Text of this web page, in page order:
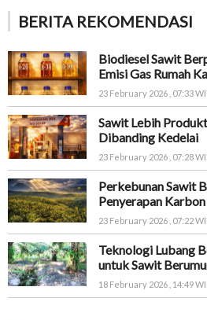
BERITA REKOMENDASI
Biodiesel Sawit
Emisi Gas Rumah
23 February 2026 , 07:33
Sawit Lebih
Dibanding Kedelai
23 February 2026 , 07:28
Perkebunan Sawit
Penyerapan
23 February 2026 , 07:22
Teknologi Lubang
untuk Sawit
18 February 2026 , 14:49